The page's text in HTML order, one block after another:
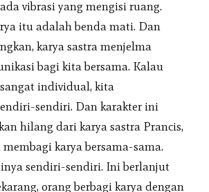
vibrasi yang mengisi ruang.
itu adalah benda mati. Dan
karya sastra menjelma
bagi kita bersama. Kalau
individual, kita
sendiri. Dan karakter ini
hilang dari karya sastra Prancis,
karya bersama-sama.
sendiri-sendiri. Ini berlanjut
orang berbagi karya dengan